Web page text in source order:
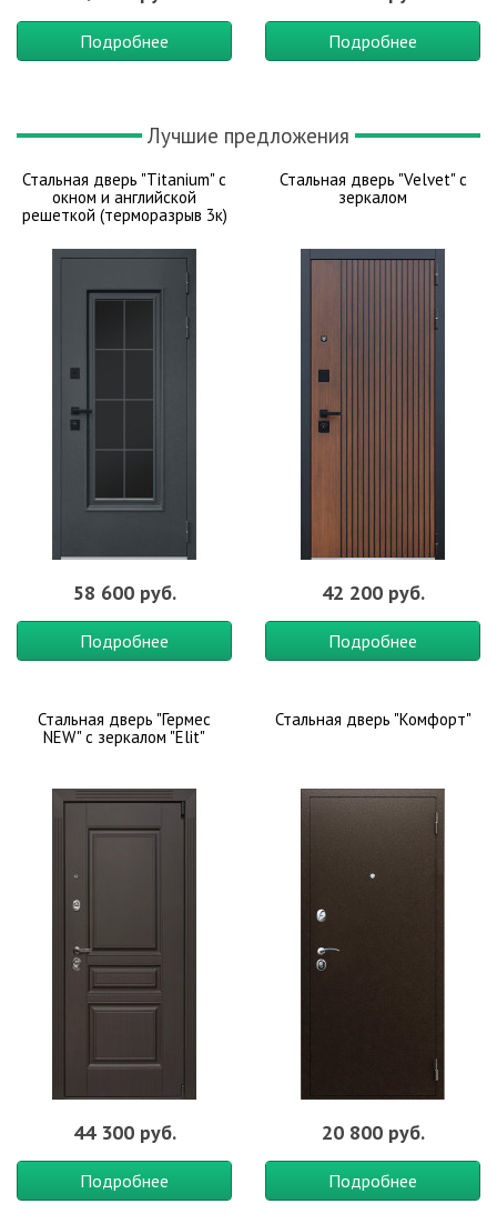
Подробнее Подробнее
Лучшие предложения
Стальная дверь "Titanium" с
окном и английской
решеткой (терморазрыв 3к)
58 600 руб.
Подробнее
Стальная дверь "Velvet" с
зеркалом
42 200 руб.
Подробнее
Стальная дверь "Гермес
NEW" с зеркалом "Elit"
44 300 руб.
Подробнее
Стальная дверь "Комфорт"
20 800 руб.
Подробнее